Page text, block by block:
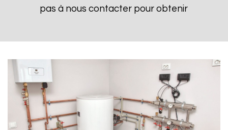
pas à nous contacter pour obtenir